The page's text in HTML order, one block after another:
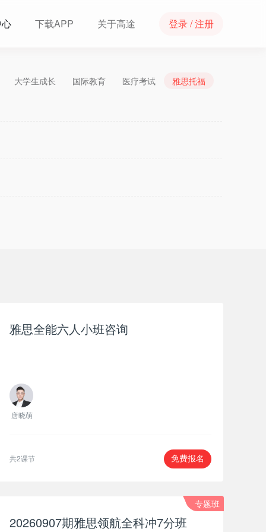
下载APP 关于高途 登录 / 注册
大学生成长 国际教育 医疗考试 雅思托福
雅思全能六人小班咨询
唐晓萌
共2课节 免费报名
20260907期雅思领航全科冲7分班
专题班